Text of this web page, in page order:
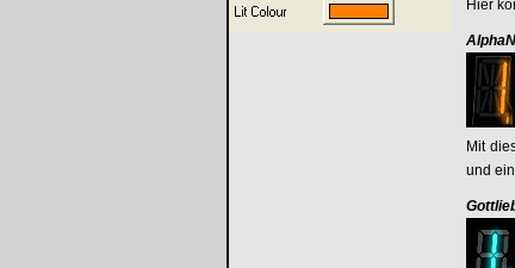
Hier
Mit
und